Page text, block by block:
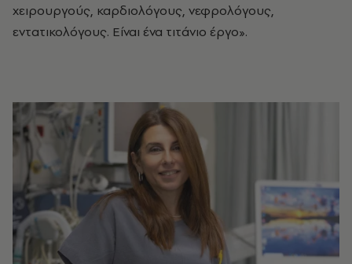
χειρουργούς, καρδιολόγους, νεφρολόγους,
εντατικολόγους. Είναι ένα τιτάνιο έργο».